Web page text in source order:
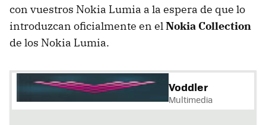
con vuestros Nokia Lumia a la espera de que lo
introduzcan oficialmente en elNokia Collection
de los Nokia Lumia.
Voddler
Multimedia